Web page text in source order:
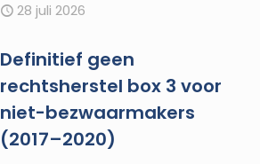
28 juli 2026
Definitief geen
rechtsherstel box 3 voor
niet-bezwaarmakers
(2017–2020)